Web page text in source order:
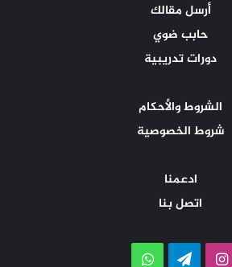
أرسل مقالك
حابب ضوي
دورات تدريبية
الشروط والأحكام
شروط الخصوصية
ادعمنا
اتصل بنا
انستقرامتيلقرامواتساب